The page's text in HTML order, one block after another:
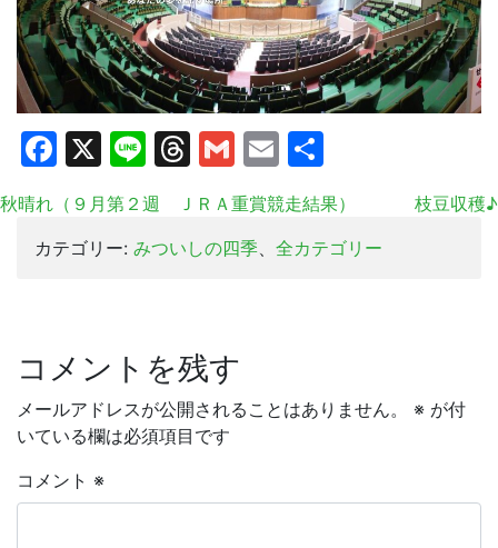
Facebook
X LineThreads
Gmail
Email
有
秋晴れ（９月第２週 ＪＲＡ重賞競走結果）
枝豆収穫♪
カテゴリー: みついしの四季、 全カテゴリー
コメントを残す
メールアドレスが公開されることはありません。 ※ が付
いている欄は必須項目です
コメント ※